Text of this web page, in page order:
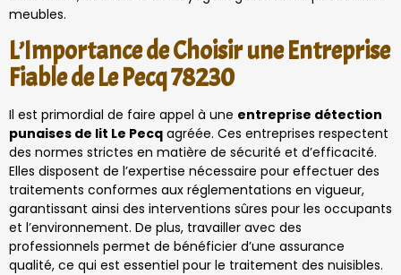
meubles.
L’Importance de Choisir une Entreprise
Fiable de Le Pecq 78230
Il est primordial de faire appel à une entreprise détection
punaises de lit Le Pecq agréée. Ces entreprises respectent
des normes strictes en matière de sécurité et d’efficacité.
Elles disposent de l’expertise nécessaire pour effectuer des
traitements conformes aux réglementations en vigueur,
garantissant ainsi des interventions sûres pour les occupants
et l’environnement. De plus, travailler avec des
professionnels permet de bénéficier d’une assurance
qualité, ce qui est essentiel pour le traitement des nuisibles.